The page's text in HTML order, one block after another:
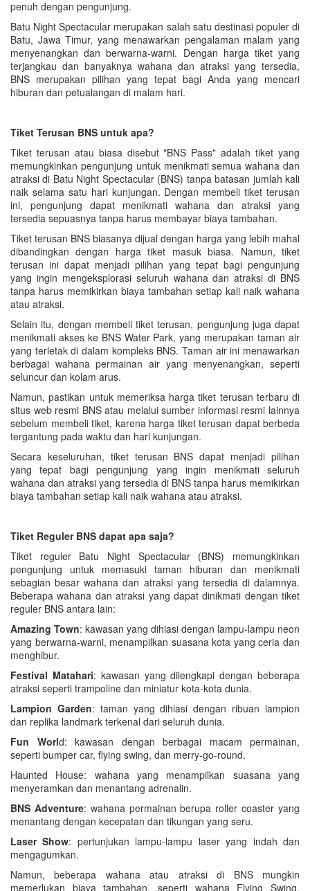
penuh dengan pengunjung.
Batu Night Spectacular merupakan salah satu destinasi populer di
Batu, Jawa Timur, yang menawarkan pengalaman malam yang
menyenangkan dan berwarna-warni. Dengan harga tiket yang
terjangkau dan banyaknya wahana dan atraksi yang tersedia,
BNS merupakan pilihan yang tepat bagi Anda yang mencari
hiburan dan petualangan di malam hari.
Tiket Terusan BNS untuk apa?
Tiket terusan atau biasa disebut "BNS Pass" adalah tiket yang
memungkinkan pengunjung untuk menikmati semua wahana dan
atraksi di Batu Night Spectacular (BNS) tanpa batasan jumlah kali
naik selama satu hari kunjungan. Dengan membeli tiket terusan
ini, pengunjung dapat menikmati wahana dan atraksi yang
tersedia sepuasnya tanpa harus membayar biaya tambahan.
Tiket terusan BNS biasanya dijual dengan harga yang lebih mahal
dibandingkan dengan harga tiket masuk biasa. Namun, tiket
terusan ini dapat menjadi pilihan yang tepat bagi pengunjung
yang ingin mengeksplorasi seluruh wahana dan atraksi di BNS
tanpa harus memikirkan biaya tambahan setiap kali naik wahana
atau atraksi.
Selain itu, dengan membeli tiket terusan, pengunjung juga dapat
menikmati akses ke BNS Water Park, yang merupakan taman air
yang terletak di dalam kompleks BNS. Taman air ini menawarkan
berbagai wahana permainan air yang menyenangkan, seperti
seluncur dan kolam arus.
Namun, pastikan untuk memeriksa harga tiket terusan terbaru di
situs web resmi BNS atau melalui sumber informasi resmi lainnya
sebelum membeli tiket, karena harga tiket terusan dapat berbeda
tergantung pada waktu dan hari kunjungan.
Secara keseluruhan, tiket terusan BNS dapat menjadi pilihan
yang tepat bagi pengunjung yang ingin menikmati seluruh
wahana dan atraksi yang tersedia di BNS tanpa harus memikirkan
biaya tambahan setiap kali naik wahana atau atraksi.
Tiket Reguler BNS dapat apa saja?
Tiket reguler Batu Night Spectacular (BNS) memungkinkan
pengunjung untuk memasuki taman hiburan dan menikmati
sebagian besar wahana dan atraksi yang tersedia di dalamnya.
Beberapa wahana dan atraksi yang dapat dinikmati dengan tiket
reguler BNS antara lain:
Amazing Town: kawasan yang dihiasi dengan lampu-lampu neon
yang berwarna-warni, menampilkan suasana kota yang ceria dan
menghibur.
Festival Matahari: kawasan yang dilengkapi dengan beberapa
atraksi seperti trampoline dan miniatur kota-kota dunia.
Lampion Garden: taman yang dihiasi dengan ribuan lampion
dan replika landmark terkenal dari seluruh dunia.
Fun World: kawasan dengan berbagai macam permainan,
seperti bumper car, flying swing, dan merry-go-round.
Haunted House: wahana yang menampilkan suasana yang
menyeramkan dan menantang adrenalin.
BNS Adventure: wahana permainan berupa roller coaster yang
menantang dengan kecepatan dan tikungan yang seru.
Laser Show: pertunjukan lampu-lampu laser yang indah dan
mengagumkan.
Namun, beberapa wahana atau atraksi di BNS mungkin
memerlukan biaya tambahan, seperti wahana Flying Swing,